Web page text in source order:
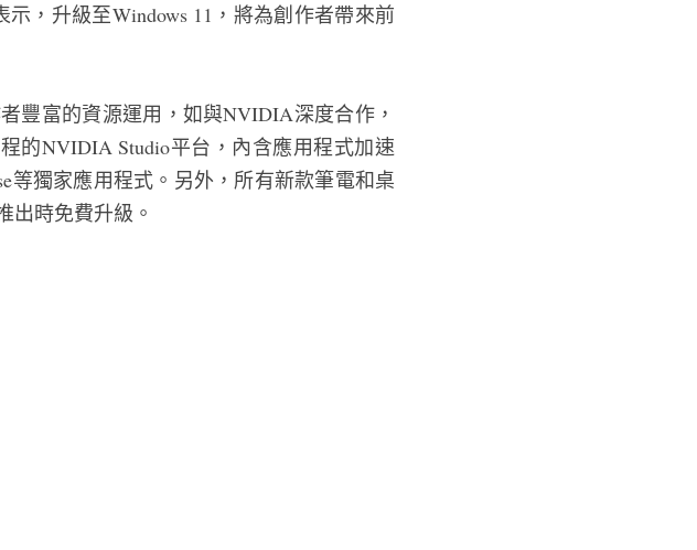
，升級至Windows 11，將為創作者帶來前
豐富的資源運用，如與NVIDIA深度合作，
的NVIDIA Studio平台，內含應用程式加速
等獨家應用程式。另外，所有新款筆電和桌
出時免費升級。